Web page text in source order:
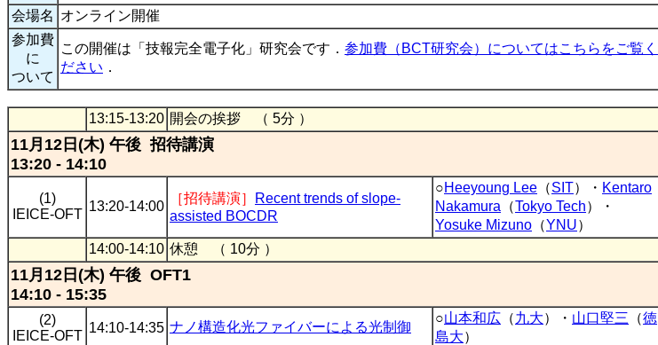
会場名 オンライン開催
参加費
に
ついて
この開催は「技報完全電子化」研究会です． 参加費（BCT研究会）についてはこちらをご覧く
ださい ．
13:15-13:20 開会の挨拶 （ 5分 ）
11月12日(木) 午後 招待講演
13:20 - 14:10
(1)
IEICE-OFT
13:20-14:00
［招待講演］
Recent trends of slope-
assisted BOCDR
○Heeyoung Lee （SIT）・ Kentaro
Nakamura （Tokyo Tech）・
Yosuke Mizuno （YNU）
14:00-14:10 休憩 （ 10分 ）
11月12日(木) 午後 OFT1
14:10 - 15:35
(2)
IEICE-OFT
14:10-14:35 ナノ構造化光ファイバーによる光制御
○山本和広 （九大）・ 山口堅三 （徳
島大）